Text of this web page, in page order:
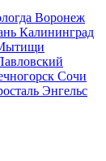
Воронеж
Калининград
Сочи
Энгельс